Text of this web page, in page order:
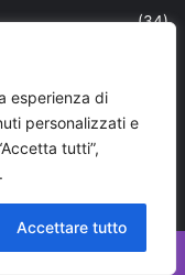
esperienza di
personalizzati e
tutti”,
Accettare tutto
(34)
(109)